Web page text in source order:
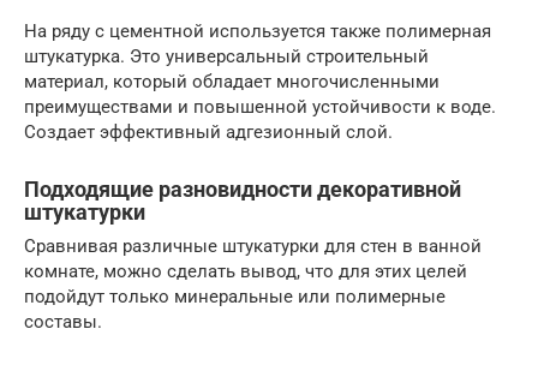
На ряду с цементной используется также полимерная
штукатурка. Это универсальный строительный
материал, который обладает многочисленными
преимуществами и повышенной устойчивости к воде.
Создает эффективный адгезионный слой.
Подходящие разновидности декоративной
штукатурки
Сравнивая различные штукатурки для стен в ванной
комнате, можно сделать вывод, что для этих целей
подойдут только минеральные или полимерные
составы.